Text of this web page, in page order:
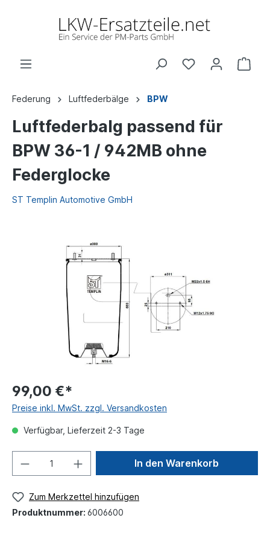
Federung Luftfederbälge BPW
Luftfederbalg passend für
BPW 36-1 / 942MB ohne
Federglocke
ST Templin Automotive GmbH
99,00 €*
Preise inkl. MwSt. zzgl. Versandkosten
Verfügbar, Lieferzeit 2-3 Tage
In den Warenkorb
Zum Merkzettel hinzufügen
Produktnummer: 6006600